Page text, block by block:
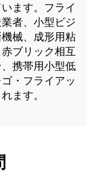
ます。フライ
者、小型ビジ
械、成形用粘
ブリック相互
携帯用小型低
・フライアッ
ます。